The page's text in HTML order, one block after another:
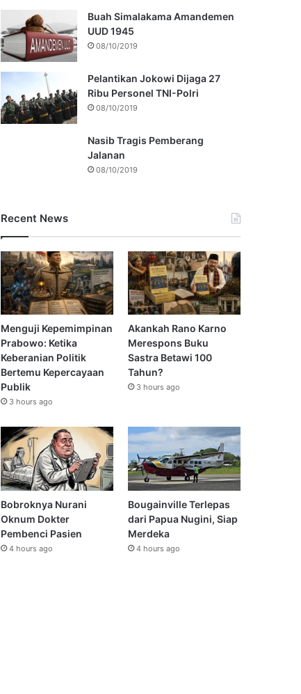
Buah Simalakama Amandemen
UUD 1945
08/10/2019
Pelantikan Jokowi Dijaga 27
Ribu Personel TNI-Polri
08/10/2019
Nasib Tragis Pemberang
Jalanan
08/10/2019
Recent News
Menguji Kepemimpinan
Prabowo: Ketika
Keberanian Politik
Bertemu Kepercayaan
Publik
3 hours ago
Akankah Rano Karno
Merespons Buku
Sastra Betawi 100
Tahun?
3 hours ago
Bobroknya Nurani
Oknum Dokter
Pembenci Pasien
4 hours ago
Bougainville Terlepas
dari Papua Nugini, Siap
Merdeka
4 hours ago